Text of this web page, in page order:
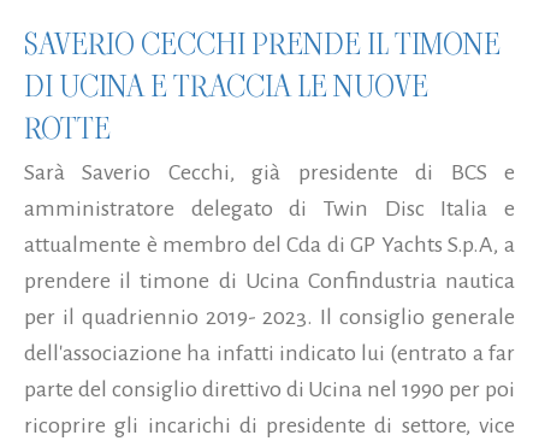
SAVERIO CECCHI PRENDE IL TIMONE
DI UCINA E TRACCIA LE NUOVE
ROTTE
Sarà Saverio Cecchi, già presidente di BCS e
amministratore delegato di Twin Disc Italia e
attualmente è membro del Cda di GP Yachts S.p.A, a
prendere il timone di Ucina Confindustria nautica
per il quadriennio 2019- 2023. Il consiglio generale
dell'associazione ha infatti indicato lui (entrato a far
parte del consiglio direttivo di Ucina nel 1990 per poi
ricoprire gli incarichi di presidente di settore, vice